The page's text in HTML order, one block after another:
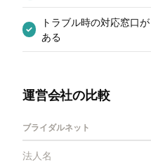
✓
トラブル時の対応窓口が
ある
運営会社の比較
ブライダルネット
法人名